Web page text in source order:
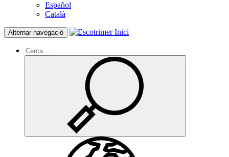
Español
Català
Alternar navegació Inici